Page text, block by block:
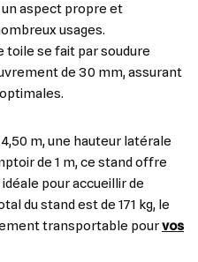
aspect propre et
usages.
toile se fait par soudure
de 30 mm, assurant
m, une hauteur latérale
de 1 m, ce stand offre
pour accueillir de
du stand est de 171 kg, le
transportable pourvos